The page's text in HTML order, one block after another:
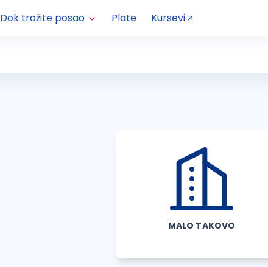
Dok tražite posao Plate Kursevi
MALO TAKOVO